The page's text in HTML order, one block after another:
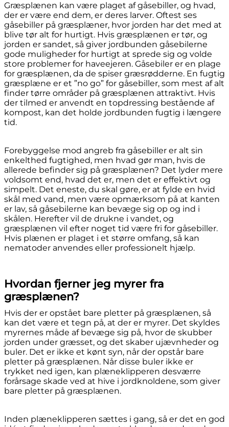
Græsplænen kan være plaget af gåsebiller, og hvad,
der er være end dem, er deres larver. Oftest ses
gåsebiller på græsplæner, hvor jorden har det med at
blive tør alt for hurtigt. Hvis græsplænen er tør, og
jorden er sandet, så giver jordbunden gåsebilerne
gode muligheder for hurtigt at sprede sig og volde
store problemer for haveejeren. Gåsebiler er en plage
for græsplænen, da de spiser græsrødderne. En fugtig
græsplæne er et ”no go” for gåsebiller, som mest af alt
finder tørre områder på græsplænen attraktivt. Hvis
der tilmed er anvendt en topdressing bestående af
kompost, kan det holde jordbunden fugtig i længere
tid.
Forebyggelse mod angreb fra gåsebiller er alt sin
enkelthed fugtighed, men hvad gør man, hvis de
allerede befinder sig på græsplænen? Det lyder mere
voldsomt end, hvad det er, men det er effektivt og
simpelt. Det eneste, du skal gøre, er at fylde en hvid
skål med vand, men være opmærksom på at kanten
er lav, så gåsebilerne kan bevæge sig op og ind i
skålen. Herefter vil de drukne i vandet, og
græsplænen vil efter noget tid være fri for gåsebiller.
Hvis plænen er plaget i et større omfang, så kan
nematoder anvendes eller professionelt hjælp.
Hvordan fjerner jeg myrer fra
græsplænen?
Hvis der er opstået bare pletter på græsplænen, så
kan det være et tegn på, at der er myrer. Det skyldes
myrernes måde af bevæge sig på, hvor de skubber
jorden under græsset, og det skaber ujævnheder og
buler. Det er ikke et kønt syn, når der opstår bare
pletter på græsplænen. Når disse buler ikke er
trykket ned igen, kan plæneklipperen desværre
forårsage skade ved at hive i jordknoldene, som giver
bare pletter på græsplænen.
Inden plæneklipperen sættes i gang, så er det en god